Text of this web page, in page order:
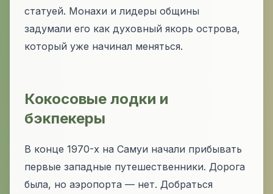
статуей. Монахи и лидеры общины
задумали его как духовный якорь острова,
который уже начинал меняться.
Кокосовые лодки и
бэкпекеры
В конце 1970-х на Самуи начали прибывать
первые западные путешественники. Дорога
была, но аэропорта — нет. Добраться